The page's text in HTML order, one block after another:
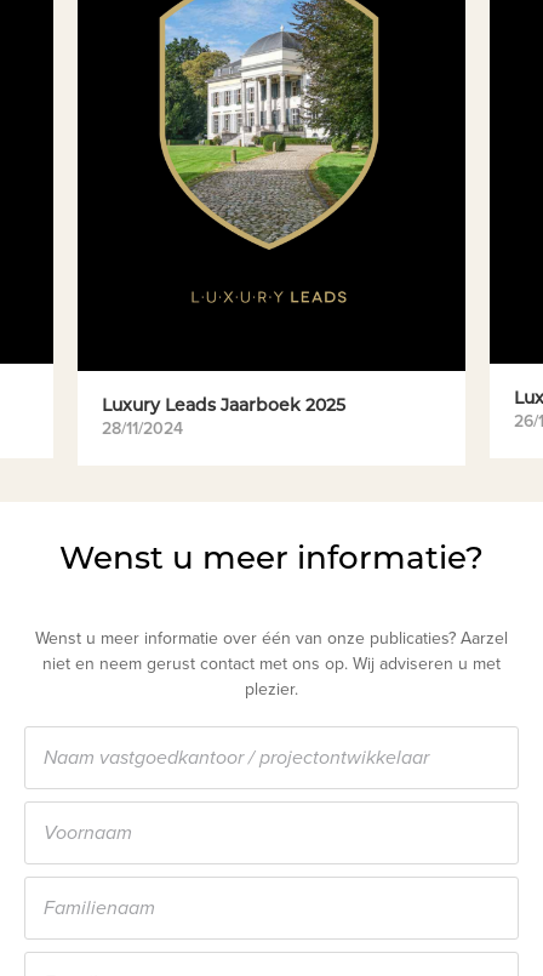
Luxury Leads Jaarboek 2025
28/11/2024 26/
Wenst u meer informatie?
Wenst u meer informatie over één van onze publicaties? Aarzel
niet en neem gerust contact met ons op. Wij adviseren u met
plezier.